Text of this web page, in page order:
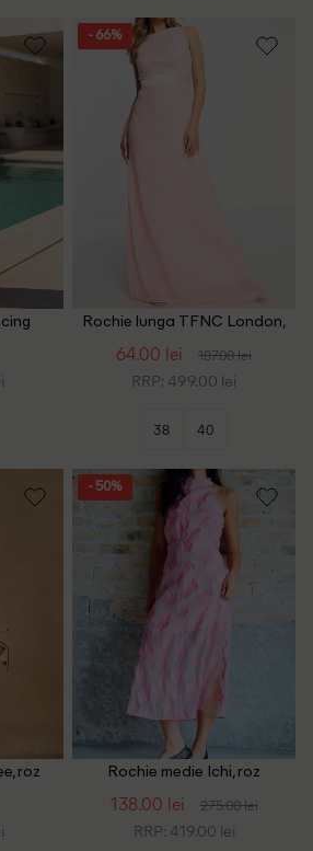
- 66%
Rochie lunga TFNC London,
64.00 lei 187.00 lei
RRP: 499.00 lei
38 40
roz
- 50%
Rochie medie Ichi, roz
138.00 lei 275.00 lei
RRP: 419.00 lei